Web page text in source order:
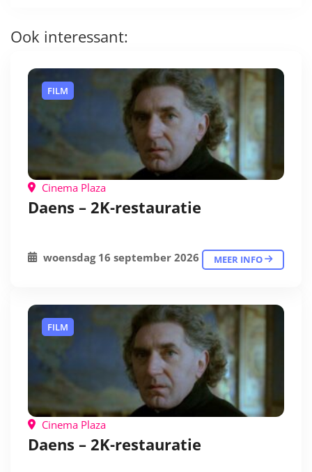
Ook interessant:
FILM
Cinema Plaza
Daens – 2K-restauratie
woensdag 16 september 2026 MEER INFO
FILM
Cinema Plaza
Daens – 2K-restauratie